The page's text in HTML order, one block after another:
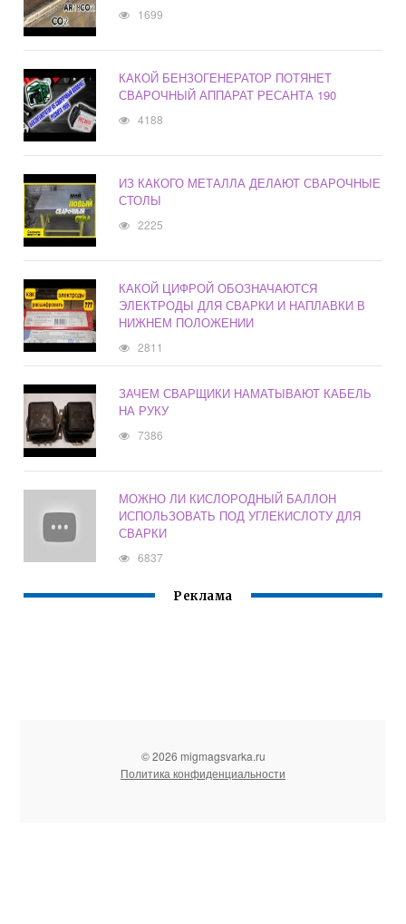
1699
КАКОЙ БЕНЗОГЕНЕРАТОР ПОТЯНЕТ
СВАРОЧНЫЙ АППАРАТ РЕСАНТА 190
4188
ИЗ КАКОГО МЕТАЛЛА ДЕЛАЮТ СВАРОЧНЫЕ
СТОЛЫ
2225
КАКОЙ ЦИФРОЙ ОБОЗНАЧАЮТСЯ
ЭЛЕКТРОДЫ ДЛЯ СВАРКИ И НАПЛАВКИ В
НИЖНЕМ ПОЛОЖЕНИИ
2811
ЗАЧЕМ СВАРЩИКИ НАМАТЫВАЮТ КАБЕЛЬ
НА РУКУ
7386
МОЖНО ЛИ КИСЛОРОДНЫЙ БАЛЛОН
ИСПОЛЬЗОВАТЬ ПОД УГЛЕКИСЛОТУ ДЛЯ
СВАРКИ
6837
Реклама
© 2026 migmagsvarka.ru
Политика конфиденциальности